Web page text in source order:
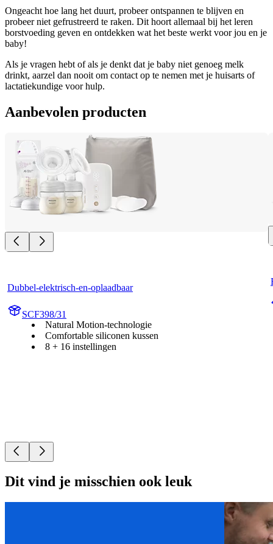
Ongeacht hoe lang het duurt, probeer ontspannen te blijven en
probeer niet gefrustreerd te raken. Dit hoort allemaal bij het leren
borstvoeding geven en ontdekken wat het beste werkt voor jou en je
baby!
Als je vragen hebt of als je denkt dat je baby niet genoeg melk
drinkt, aarzel dan nooit om contact op te nemen met je huisarts of
lactatiekundige voor hulp.
Aanbevolen producten
Dubbel-elektrisch-en-oplaadbaar
SCF398/31
Natural Motion-technologie
Comfortable siliconen kussen
8 + 16 instellingen
Dit vind je misschien ook leuk